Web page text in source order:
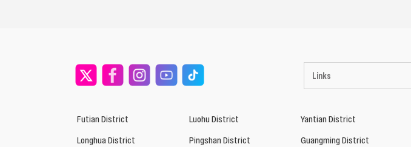
Links
Futian District Luohu District Yantian District
Longhua District
Pingshan District Guangming District